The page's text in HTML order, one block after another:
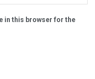
in this browser for the